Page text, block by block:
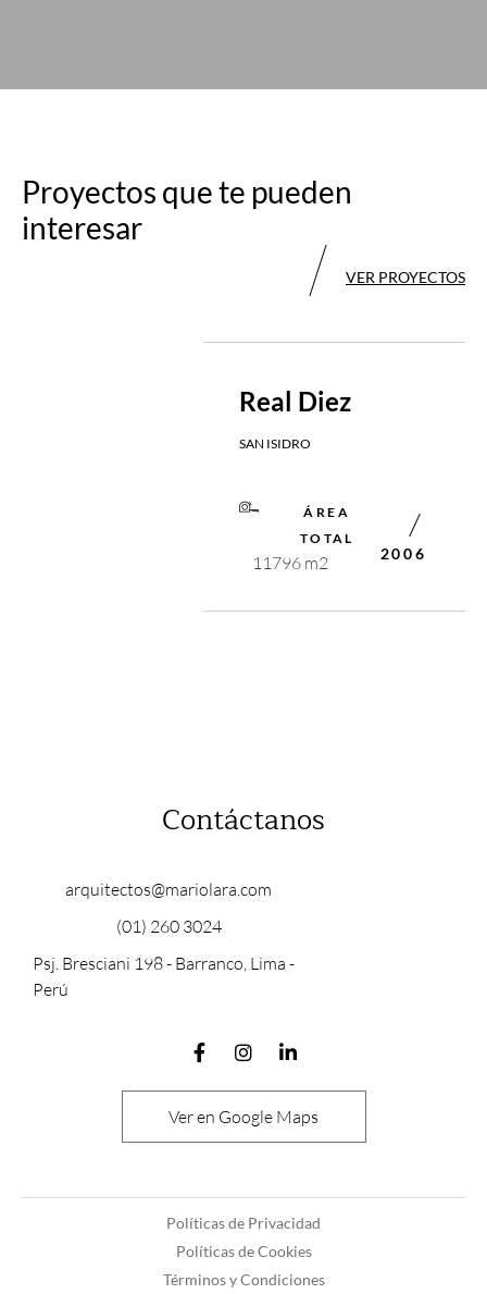
Proyectos que te pueden
interesar
VER PROYECTOS
Real Diez
SAN ISIDRO
ÁREA
TOTAL
11796 m2 2006
Contáctanos
arquitectos@mariolara.com
(01) 260 3024
Psj. Bresciani 198 - Barranco, Lima -
Perú
Ver en Google Maps
Políticas de Privacidad
Políticas de Cookies
Términos y Condiciones